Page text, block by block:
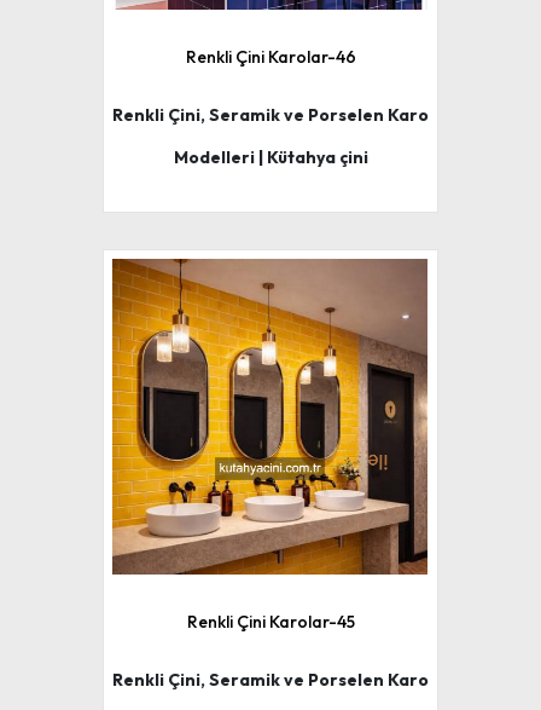
Renkli Çini Karolar-46
Renkli Çini, Seramik ve Porselen Karo
Modelleri | Kütahya çini
Renkli Çini Karolar-45
Renkli Çini, Seramik ve Porselen Karo